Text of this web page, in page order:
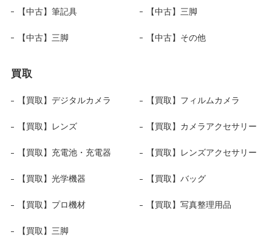
【中古】筆記具 【中古】三脚
【中古】三脚 【中古】その他
買取
【買取】デジタルカメラ 【買取】フィルムカメラ
【買取】レンズ 【買取】カメラアクセサリー
【買取】充電池・充電器 【買取】レンズアクセサリー
【買取】光学機器 【買取】バッグ
【買取】プロ機材 【買取】写真整理用品
【買取】三脚